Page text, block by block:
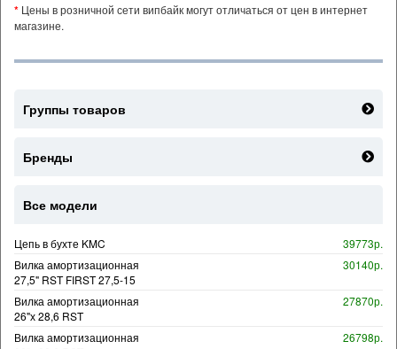
* Цены в розничной сети випбайк могут отличаться от цен в интернет
магазине.
Группы товаров
Бренды
Все модели
Цепь в бухте KMC
39773р.
Вилка амортизационная
27,5" RST FIRST 27,5-15
30140р.
Вилка амортизационная
26"х 28,6 RST
27870р.
Вилка амортизационная
26798р.